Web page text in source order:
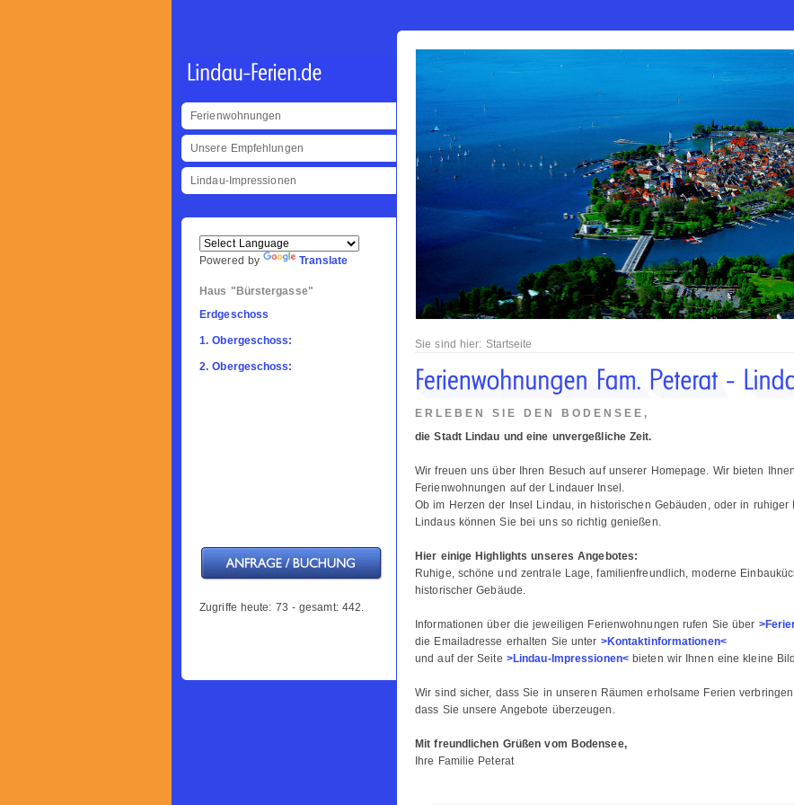
Ferienwohnungen
Unsere Empfehlungen
Lindau-Impressionen
Powered by Translate
Haus "Bürstergasse"
Erdgeschoss
1. Obergeschoss:
2. Obergeschoss:
Zugriffe heute: 73 - gesamt: 442.
Sie sind hier: Startseite
ERLEBEN SIE DEN BODENSEE,
die Stadt Lindau und eine unvergeßliche Zeit.
Wir freuen uns über Ihren Besuch auf unserer Homepage. Wir bieten
Ferienwohnungen auf der Lindauer Insel.
Ob im Herzen der Insel Lindau, in historischen Gebäuden, oder in ruhiger
Lindaus können Sie bei uns so richtig genießen.
Hier einige Highlights unseres Angebotes:
Ruhige, schöne und zentrale Lage, familienfreundlich, moderne
historischer Gebäude.
Informationen über die jeweiligen Ferienwohnungen rufen Sie über
die Emailadresse erhalten Sie unter >Kontaktinformationen<
und auf der Seite >Lindau-Impressionen<bieten wir Ihnen eine kleine
Wir sind sicher, dass Sie in unseren Räumen erholsame Ferien
dass Sie unsere Angebote überzeugen.
Mit freundlichen Grüßen vom Bodensee,
Ihre Familie Peterat